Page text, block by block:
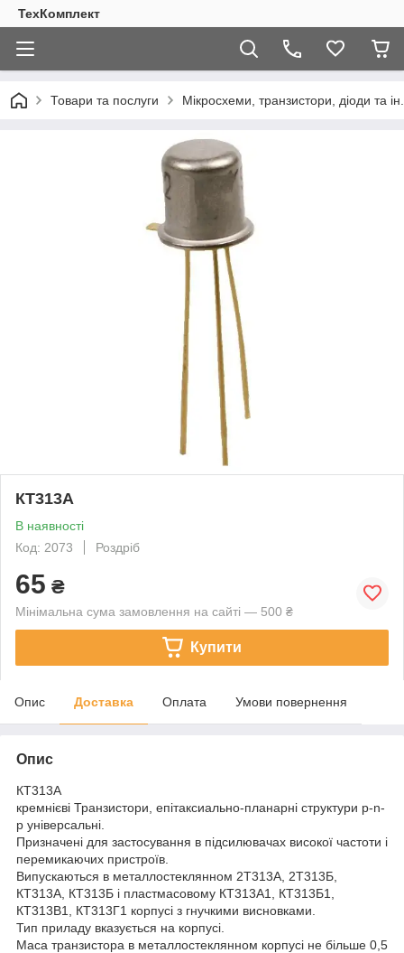
ТехКомплект
Товари та послуги Мікросхеми, транзистори, діоди та ін.
КТ313А
В наявності
Код: 2073
Роздріб
65 ₴
Мінімальна сума замовлення на сайті — 500 ₴
Купити
Опис Доставка Оплата Умови повернення
Опис
КТ313А
кремнієві Транзистори, епітаксиально-планарні структури p-n-
p універсальні.
Призначені для застосування в підсилювачах високої частоти і
перемикаючих пристроїв.
Випускаються в металлостеклянном 2Т313А, 2Т313Б,
КТ313А, КТ313Б і пластмасовому КТ313А1, КТ313Б1,
КТ313В1, КТ313Г1 корпусі з гнучкими висновками.
Тип приладу вказується на корпусі.
Маса транзистора в металлостеклянном корпусі не більше 0,5